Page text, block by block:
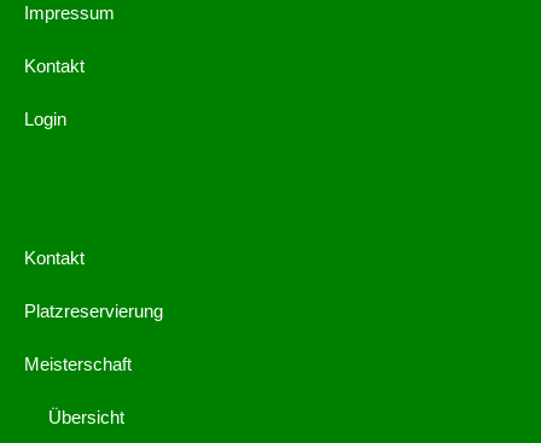
Impressum
Kontakt
Login
Kontakt
Platzreservierung
Meisterschaft
Übersicht